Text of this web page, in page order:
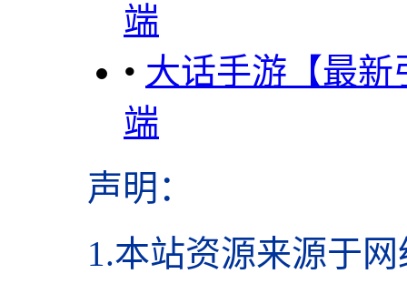
端
• 大话手游【最
端
声明 ：
1.本站资源来源于